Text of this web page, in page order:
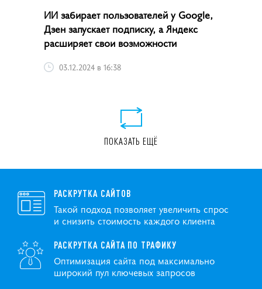
ИИ забирает пользователей у Google,
Дзен запускает подписку, а Яндекс
расширяет свои возможности
03.12.2024 в 16:38
ПОКАЗАТЬ ЕЩЁ
РАСКРУТКА САЙТОВ
Такой подход позволяет увеличить спрос
и снизить стоимость каждого клиента
РАСКРУТКА САЙТА ПО ТРАФИКУ
Оптимизация сайта под максимально
широкий пул ключевых запросов